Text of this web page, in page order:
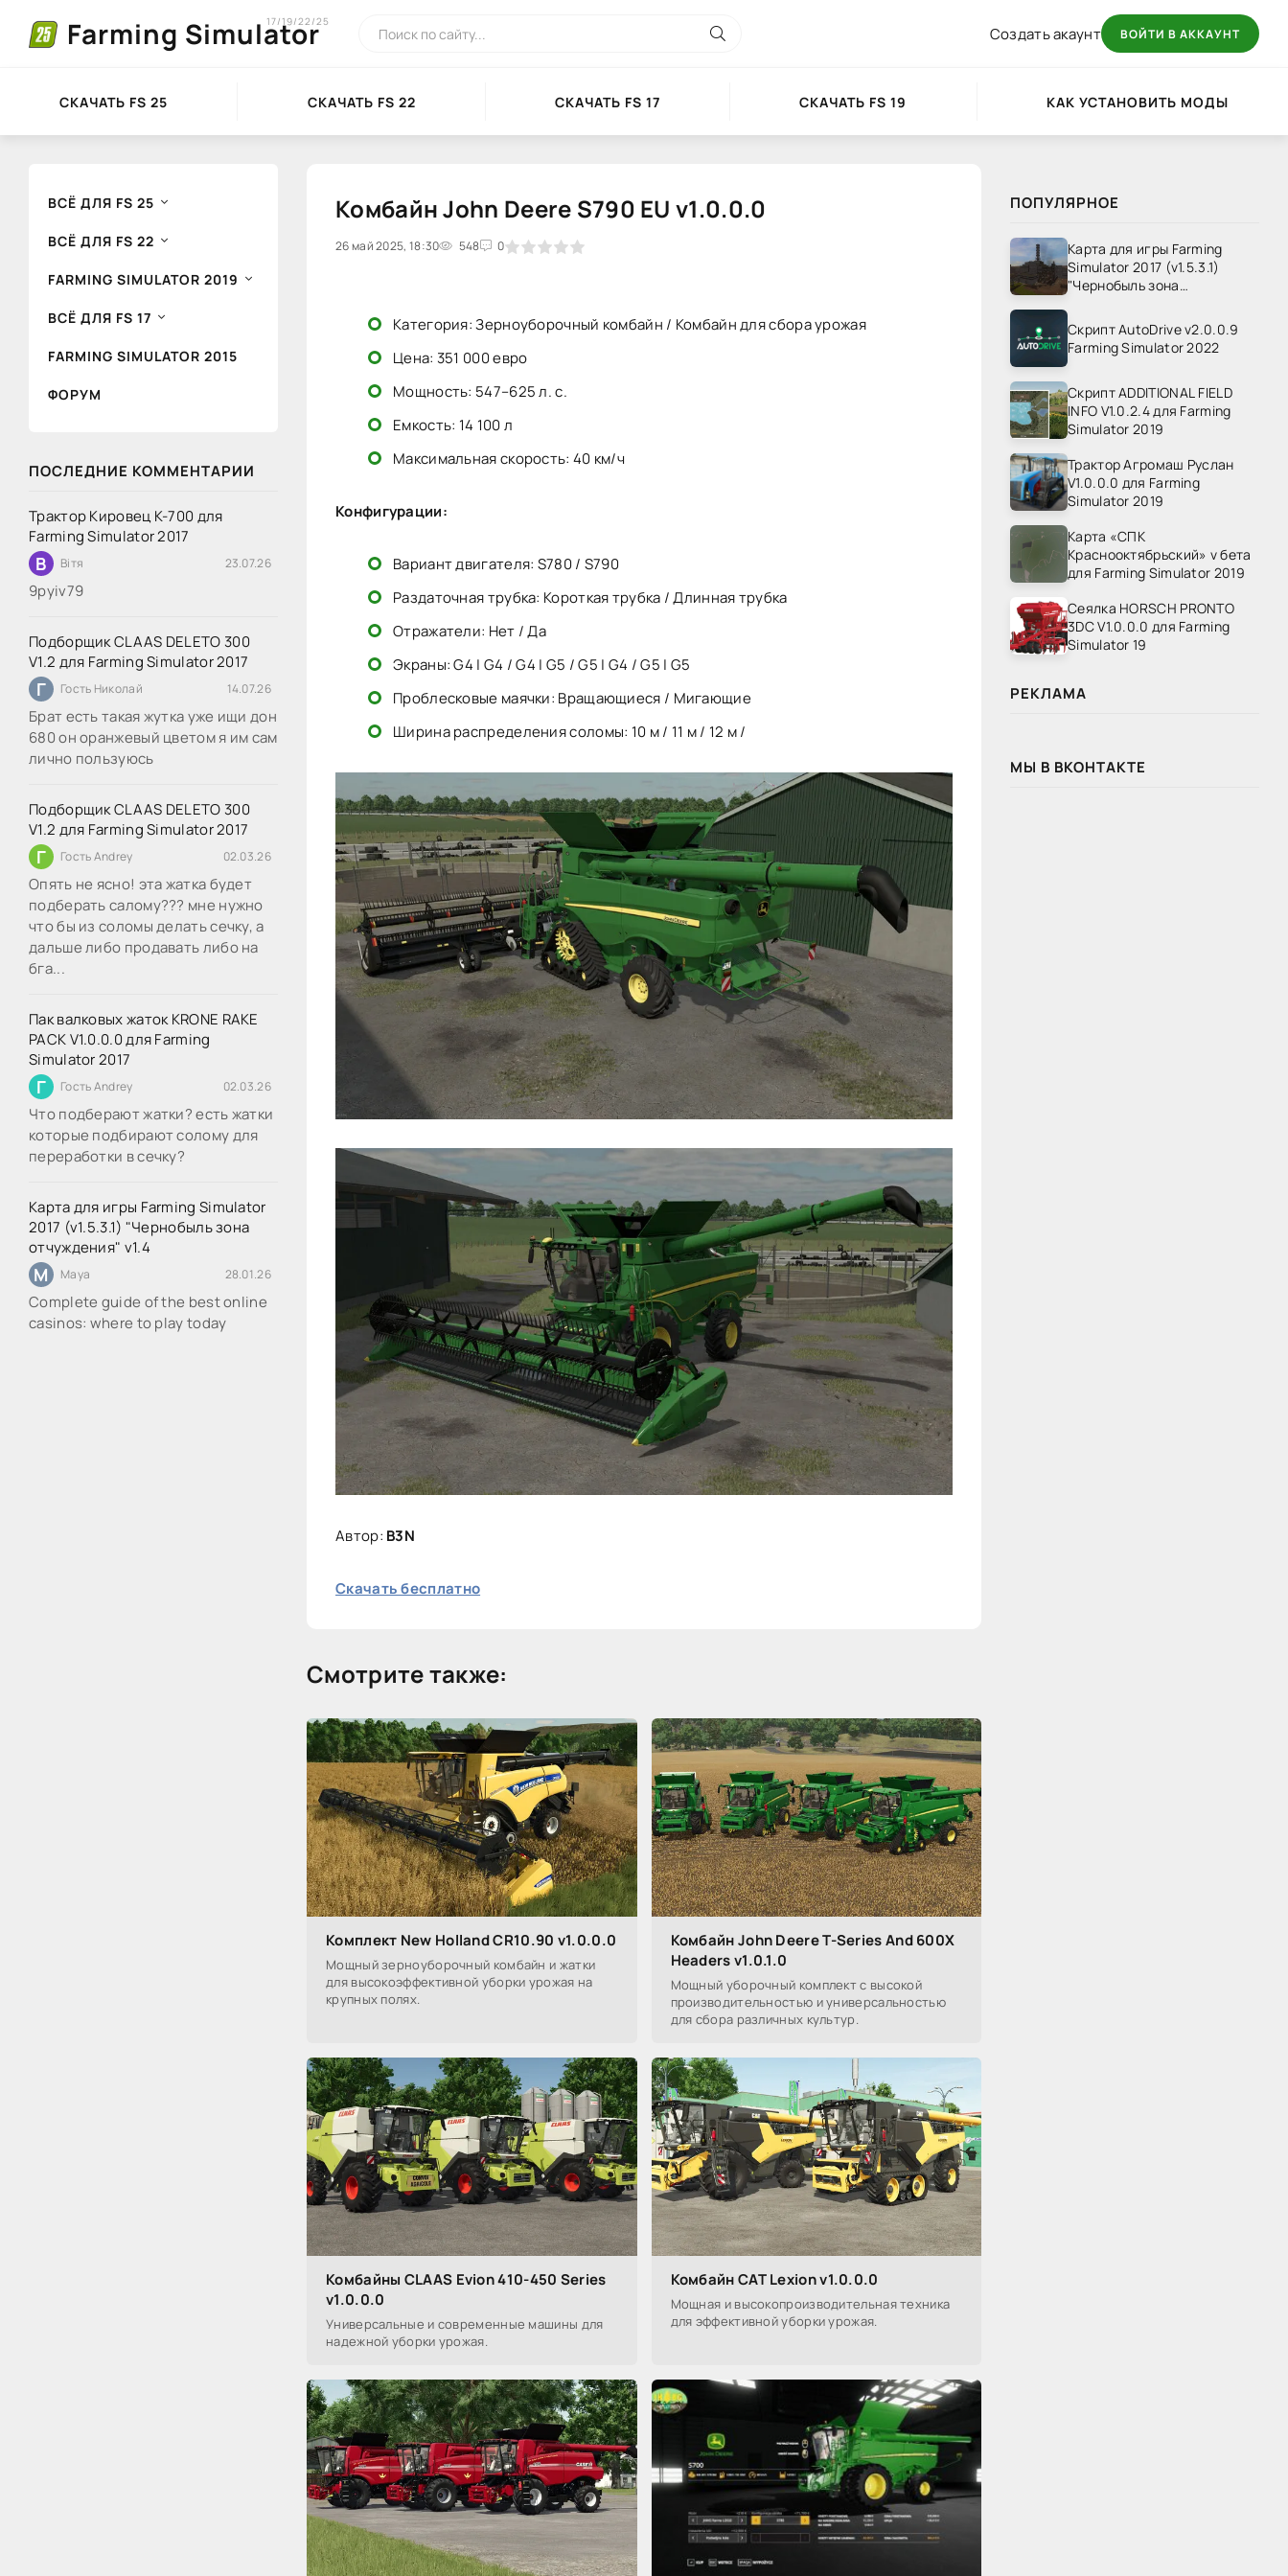
Farming Simulator
17/19/22/25
Создать акаунт ВОЙТИ В АККАУНТ
СКАЧАТЬ FS 25 СКАЧАТЬ FS 22 СКАЧАТЬ FS 17 СКАЧАТЬ FS 19 КАК УСТАНОВИТЬ МОДЫ
ВСЁ ДЛЯ FS 25
ВСЁ ДЛЯ FS 22
FARMING SIMULATOR 2019
ВСЁ ДЛЯ FS 17
FARMING SIMULATOR 2015
ФОРУМ
ПОСЛЕДНИЕ КОММЕНТАРИИ
Трактор Кировец К-700 для
Farming Simulator 2017
В Вітя 23.07.26
9руіv79
Подборщик CLAAS DELETO 300
V1.2 для Farming Simulator 2017
Г Гость Николай 14.07.26
Брат есть такая жутка уже ищи дон
680 он оранжевый цветом я им сам
лично пользуюсь
Подборщик CLAAS DELETO 300
V1.2 для Farming Simulator 2017
Г Гость Andrey 02.03.26
Опять не ясно! эта жатка будет
подберать салому??? мне нужно
что бы из соломы делать сечку, а
дальше либо продавать либо на
бга...
Пак валковых жаток KRONE RAKE
PACK V1.0.0.0 для Farming
Simulator 2017
Г Гость Andrey 02.03.26
Что подберают жатки? есть жатки
которые подбирают солому для
переработки в сечку?
Карта для игры Farming Simulator
2017 (v1.5.3.1) "Чернобыль зона
отчуждения" v1.4
M Maya 28.01.26
Complete guide of the best online
casinos: where to play today
Комбайн John Deere S790 EU v1.0.0.0
26 май 2025, 18:30 548 0
1 2 3 4 5
Категория: Зерноуборочный комбайн / Комбайн для сбора урожая
Цена: 351 000 евро
Мощность: 547–625 л. с.
Емкость: 14 100 л
Максимальная скорость: 40 км/ч
Конфигурации:
Вариант двигателя: S780 / S790
Раздаточная трубка: Короткая трубка / Длинная трубка
Отражатели: Нет / Да
Экраны: G4 | G4 / G4 | G5 / G5 | G4 / G5 | G5
Проблесковые маячки: Вращающиеся / Мигающие
Ширина распределения соломы: 10 м / 11 м / 12 м /
Автор: B3N
Скачать бесплатно
Смотрите также:
Комплект New Holland CR10.90 v1.0.0.0
Мощный зерноуборочный комбайн и жатки
для высокоэффективной уборки урожая на
крупных полях.
Комбайн John Deere T-Series And 600X
Headers v1.0.1.0
Мощный уборочный комплект с высокой
производительностью и универсальностью
для сбора различных культур.
Комбайны CLAAS Evion 410-450 Series
v1.0.0.0
Универсальные и современные машины для
надежной уборки урожая.
Комбайн CAT Lexion v1.0.0.0
Мощная и высокопроизводительная техника
для эффективной уборки урожая.
ПОПУЛЯРНОЕ
Карта для игры Farming
Simulator 2017 (v1.5.3.1)
"Чернобыль зона
Скрипт AutoDrive v2.0.0.9
Farming Simulator 2022
Скрипт ADDITIONAL FIELD
INFO V1.0.2.4 для Farming
Simulator 2019
Трактор Агромаш Руслан
V1.0.0.0 для Farming
Simulator 2019
Карта «СПК
Краснооктябрьский» v бета
для Farming Simulator 2019
Сеялка HORSCH PRONTO
3DC V1.0.0.0 для Farming
Simulator 19
РЕКЛАМА
МЫ В ВКОНТАКТЕ